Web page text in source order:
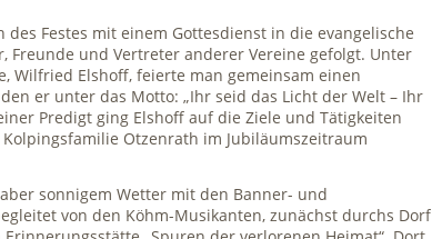
Festes mit einem Gottesdienst in die evangelische
Freunde und Vertreter anderer Vereine gefolgt. Unter
Wilfried Elshoff, feierte man gemeinsam einen
er unter das Motto: „Ihr seid das Licht der Welt – Ihr
Predigt ging Elshoff auf die Ziele und Tätigkeiten
Otzenrath im Jubiläumszeitraum
sonnigem Wetter mit den Banner- und
von den Köhm-Musikanten, zunächst durchs Dorf